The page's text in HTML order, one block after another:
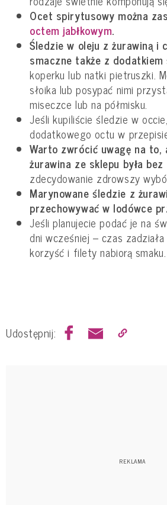
Ocet spirytusowy można
octem jabłkowym.
Śledzie w oleju z żurawiną i
smaczne także z dodatkiem
koperku lub natki pietruszki.
słoika lub posypać nimi
miseczce lub na półmisku.
Jeśli kupiliście śledzie w
dodatkowego octu w
Warto zwrócić uwagę na to,
żurawina ze sklepu była
zdecydowanie zdrowszy
Marynowane śledzie z
przechowywać w lodówce
Jeśli planujecie podać je na
dni wcześniej – czas
korzyść i filety nabiorą smaku.
Udostępnij: